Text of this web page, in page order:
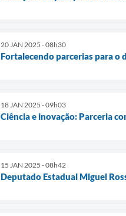
20 JAN 2025 - 08h30
Fortalecendo parcerias para o
18 JAN 2025 - 09h03
Ciência e inovação: Parceria
15 JAN 2025 - 08h42
Deputado Estadual Miguel